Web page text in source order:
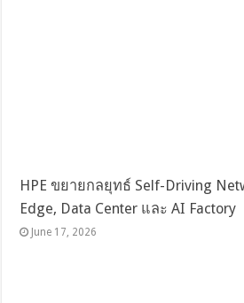
HPE ขยายกลยุทธ์ Self-Driving
Edge, Data Center และ AI Factory
June 17, 2026